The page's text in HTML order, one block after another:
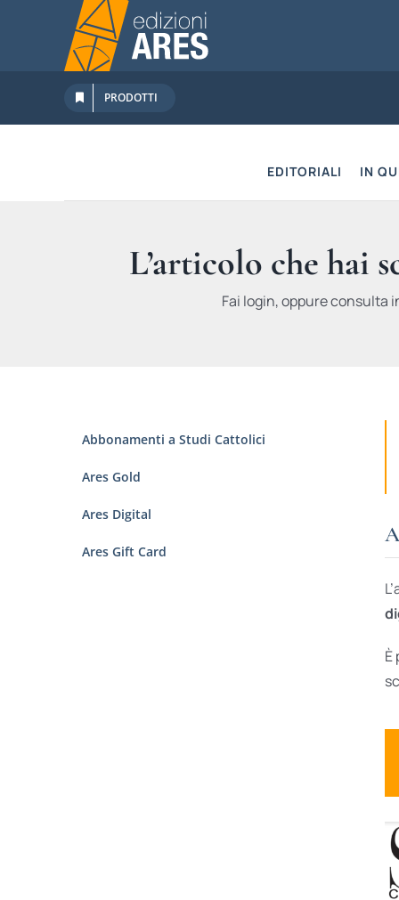
contenuto
PRODOTTI
EDITORIALI IN
L’articolo che hai
Fai login, oppure consulta
È
Abbonamenti a Studi Cattolici
Ares Gold
Ares Digital
Ares Gift Card